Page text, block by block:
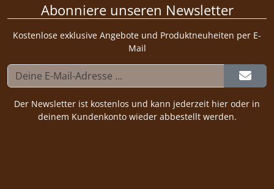
Abonniere unseren Newsletter
Kostenlose exklusive Angebote und Produktneuheiten per E-
Mail
Der Newsletter ist kostenlos und kann jederzeit hier oder in
deinem Kundenkonto wieder abbestellt werden.